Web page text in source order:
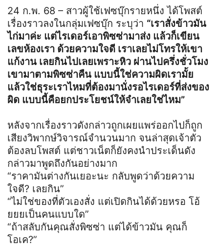
24 ก.พ. 68 – สาวผู้ใช้เฟซบุ๊กรายหนึ่ง ได้โพสต์
เรื่องราวลงในกลุ่มเฟซบุ๊ก ระบุว่า “เราสั่งข้าวมัน
ไก่มาค่ะ แต่ไรเดอร์เอาพิซซ่ามาส่ง แล้วก็เขียน
เลขห้องเรา ด้วยความใจดี เราเลยไม่โทรให้เขา
แก้งาน เลยกินไปเลยเพราะหิว ผ่านไปครึ่งชั่วโมง
เขามาตามพิซซ่าคืน แบบนี้ใช่ความผิดเรามั้ย
แล้วใช่ธุระเราไหมที่ต้องมานั่งรอไรเดอร์ที่ส่งของ
ผิด แบบนี้คือยกประโยชน์ให้จำเลยใช่ไหม”
หลังจากเรื่องราวดังกล่าวถูกเผยแพร่ออกไปก็ถูก
เสียงวิพากษ์วิจารณ์จำนวนมาก จนล่าสุดเจ้าตัว
ต้องลบโพสต์ แต่ชาวเน็ตก็ยังคงนำประเด็นดัง
กล่าวมาพูดถึงกันอย่างมาก
“ราคามันต่างกันเยอะนะ กลับพูดว่าด้วยความ
ใจดี? เลยกิน”
“ไม่ใช่ของที่ตัวเองสั่ง แต่เปิดกินได้ด้วยหรอ โอ้
ยยยเป็นคนแบบใด”
“ถ้าสลับกันคุณสั่งพิซซ่า แต่ได้ข้าวมัน คุณก็
โอเค?”